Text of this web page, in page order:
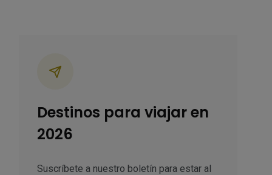
Destinos para viajar en
2026
Suscríbete a nuestro boletín para estar al